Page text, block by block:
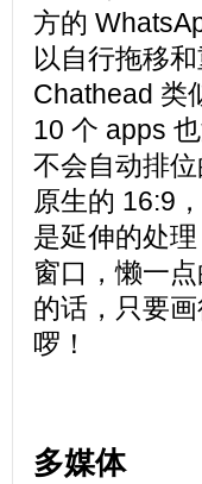
方的
以自行拖移
Chathead 类
10 个 apps
不会自动排
原生的 16:9
是延伸的处
窗口，懒一
的话，只要
啰！
多媒体